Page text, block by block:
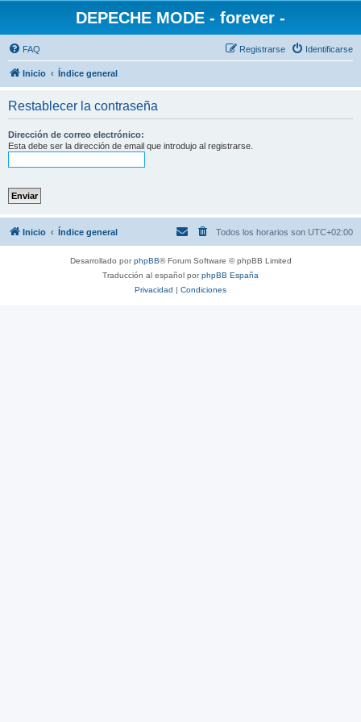
DEPECHE MODE - forever -
FAQ Identificarse
Registrarse
Inicio Índice general
Restablecer la contraseña
Dirección de correo electrónico:
Esta debe ser la dirección de email que introdujo al registrarse.
Inicio Índice general Todos los horarios son UTC+02:00
Desarrollado porphpBB® Forum Software © phpBB Limited
Traducción al español porphpBB España
Privacidad | Condiciones